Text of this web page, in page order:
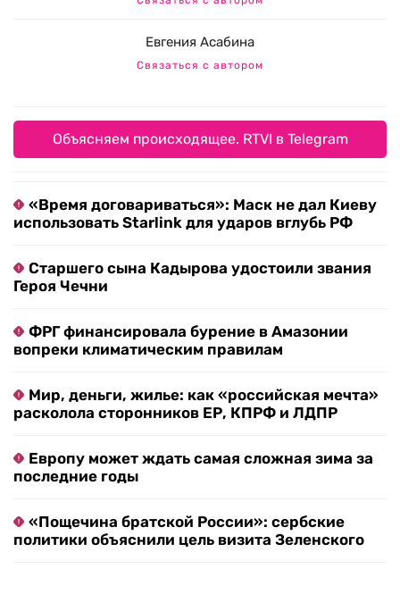
Евгения Асабина
Связаться с автором
Объясняем происходящее. RTVI в Telegram
«Время договариваться»: Маск не дал Киеву
использовать Starlink для ударов вглубь РФ
Старшего сына Кадырова удостоили звания
Героя Чечни
ФРГ финансировала бурение в Амазонии
вопреки климатическим правилам
Мир, деньги, жилье: как «российская мечта»
расколола сторонников ЕР, КПРФ и ЛДПР
Европу может ждать самая сложная зима за
последние годы
«Пощечина братской России»: сербские
политики объяснили цель визита Зеленского